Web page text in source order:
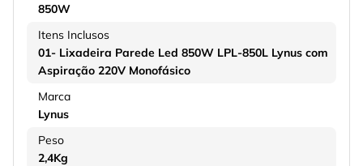
850W
Itens Inclusos
01- Lixadeira Parede Led 850W LPL-850L Lynus com
Aspiração 220V Monofásico
Marca
Lynus
Peso
2,4Kg